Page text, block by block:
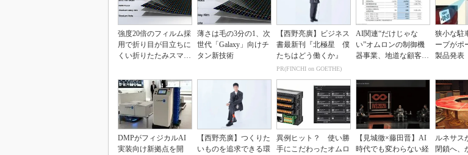
強度20倍のフィルム採
用で折り目が目立ちに
くい折りたたみスマホ
薄さは毛の3分の1、次
世代「Galaxy」向けチ
タン新技術
【西野亮廣】ビジネス
書最新刊『北極星 僕
たちはどう働くか』
PR(FINCHI on GOETHE)
AI関連“だけじゃな
い”オムロンの制御機
器事業、地道な顧客基
狭小な駐
ープがポ
製品発
DMPがフィジカルAI
実装向け新拠点を開
【西野亮廣】つくりた
いものを追求できる環
異例ヒット？ 使い勝
手にこだわったオムロ
【見城徹×藤田晋】AI
時代でも変わらない経
ルネサス
閉鎖へ、